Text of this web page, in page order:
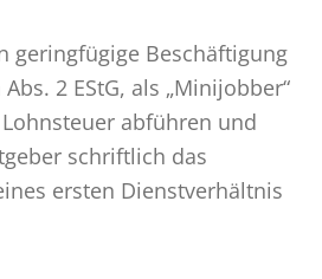
geringfügige Beschäftigung
2 EStG, als „Minijobber“
abführen und
schriftlich das
ersten Dienstverhältnis